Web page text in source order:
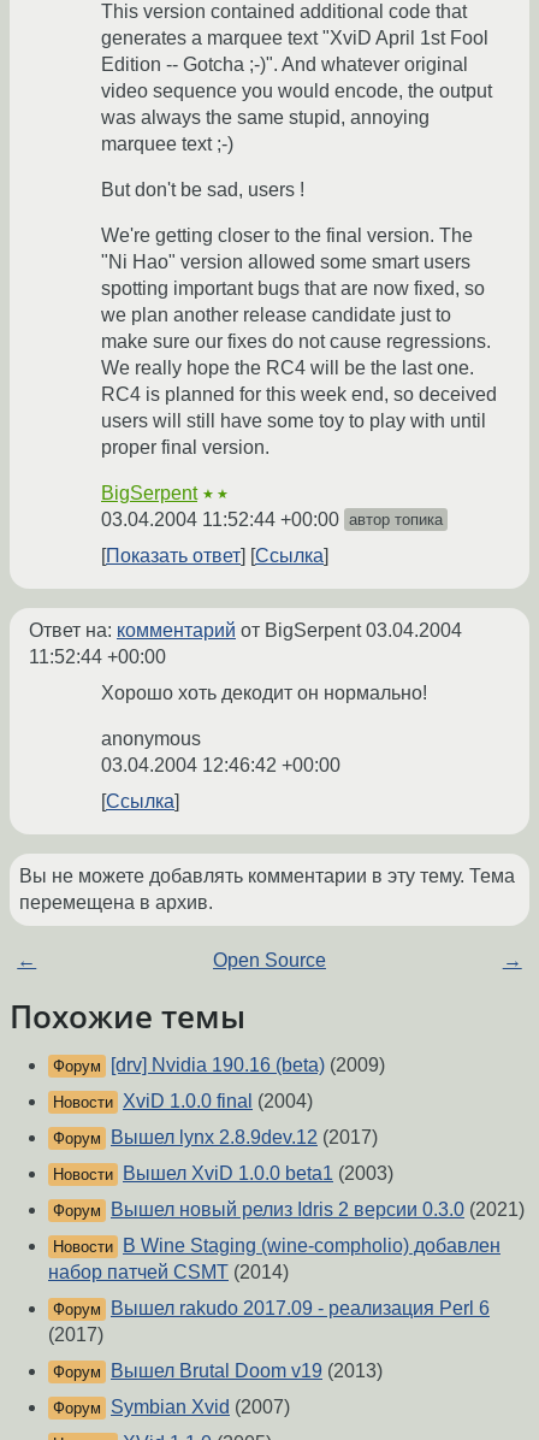
This version contained additional code that
generates a marquee text "XviD April 1st Fool
Edition -- Gotcha ;-)". And whatever original
video sequence you would encode, the output
was always the same stupid, annoying
marquee text ;-)
But don't be sad, users !
We're getting closer to the final version. The
"Ni Hao" version allowed some smart users
spotting important bugs that are now fixed, so
we plan another release candidate just to
make sure our fixes do not cause regressions.
We really hope the RC4 will be the last one.
RC4 is planned for this week end, so deceived
users will still have some toy to play with until
proper final version.
BigSerpent ★★
03.04.2004 11:52:44 +00:00 автор топика
Показать ответ Ссылка
Ответ на: комментарий от BigSerpent03.04.2004
11:52:44 +00:00
Хорошо хоть декодит он нормально!
anonymous
03.04.2004 12:46:42 +00:00
Ссылка
Вы не можете добавлять комментарии в эту тему. Тема
перемещена в архив.
← Open Source →
Похожие темы
Форум [drv] Nvidia 190.16 (beta) (2009)
Новости XviD 1.0.0 final (2004)
Форум Вышел lynx 2.8.9dev.12 (2017)
Новости Вышел XviD 1.0.0 beta1 (2003)
Форум Вышел новый релиз Idris 2 версии 0.3.0 (2021)
Новости
В Wine Staging (wine-compholio) добавлен
набор патчей CSMT (2014)
Форум
Вышел rakudo 2017.09 - реализация Perl 6
(2017)
Форум Вышел Brutal Doom v19 (2013)
Форум Symbian Xvid (2007)